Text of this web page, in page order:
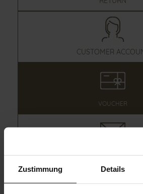
Zustimmung Details
CUSTOMER
VOUCHER
NEWSLETTER